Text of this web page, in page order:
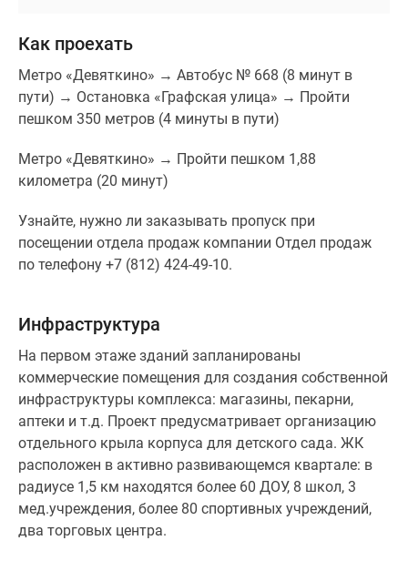
Как проехать
Метро «Девяткино» → Автобус № 668 (8 минут в
пути) → Остановка «Графская улица» → Пройти
пешком 350 метров (4 минуты в пути)
Метро «Девяткино» → Пройти пешком 1,88
километра (20 минут)
Узнайте, нужно ли заказывать пропуск при
посещении отдела продаж компании Отдел продаж
по телефону +7 (812) 424-49-10.
Инфраструктура
На первом этаже зданий запланированы
коммерческие помещения для создания собственной
инфраструктуры комплекса: магазины, пекарни,
аптеки и т.д. Проект предусматривает организацию
отдельного крыла корпуса для детского сада. ЖК
расположен в активно развивающемся квартале: в
радиусе 1,5 км находятся более 60 ДОУ, 8 школ, 3
мед.учреждения, более 80 спортивных учреждений,
два торговых центра.